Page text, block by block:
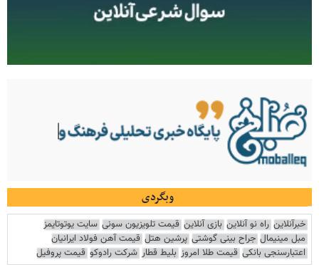
وبگردی
خبرآنلاین راه نو آنلاین بازی آنلاین قیمت تلویزیون سونی سایت یوتوتایمز
مبل مینیمال جراح بینی گوشتی پرشین هتل قیمت آهن فولاد ایرانیان
اعتبارسنجی بانکی قیمت طلا امروز بلیط قطار شرکت رادوکو قیمت پروفیل